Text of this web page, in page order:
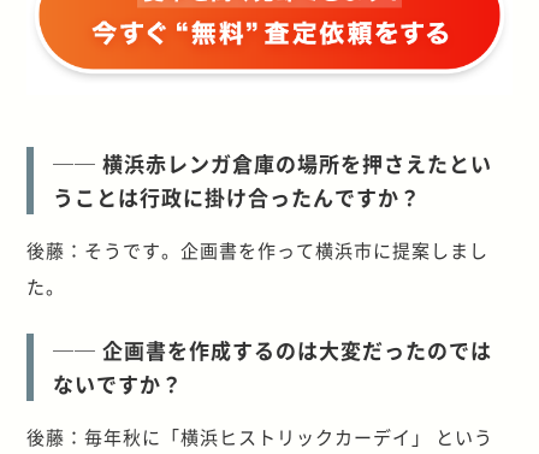
── 横浜赤レンガ倉庫の場所を押さえたとい
うことは行政に掛け合ったんですか？
後藤：そうです。企画書を作って横浜市に提案しまし
た。
── 企画書を作成するのは大変だったのでは
ないですか？
後藤：毎年秋に「横浜ヒストリックカーデイ」 という